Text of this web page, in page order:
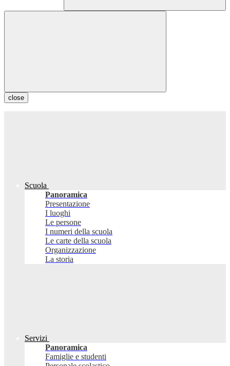
close
Scuola
Panoramica
Presentazione
I luoghi
Le persone
I numeri della scuola
Le carte della scuola
Organizzazione
La storia
Servizi
Panoramica
Famiglie e studenti